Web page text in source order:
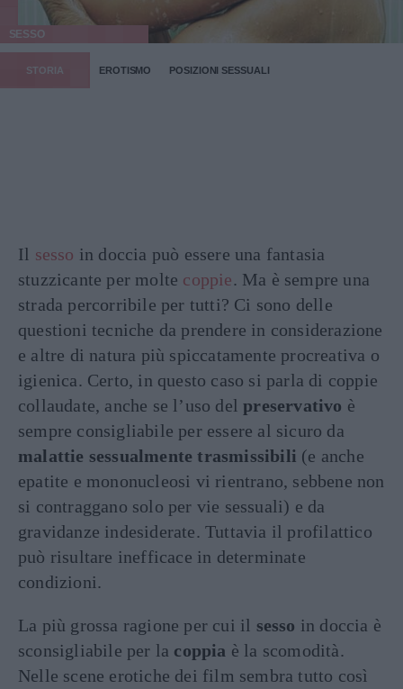
SESSO
STORIA EROTISMO POSIZIONI SESSUALI
Il sesso in doccia può essere una fantasia
stuzzicante per molte coppie. Ma è sempre una
strada percorribile per tutti? Ci sono delle
questioni tecniche da prendere in considerazione
e altre di natura più spiccatamente procreativa o
igienica. Certo, in questo caso si parla di coppie
collaudate, anche se l’uso delpreservativo è
sempre consigliabile per essere al sicuro da
malattie sessualmente trasmissibili (e anche
epatite e mononucleosi vi rientrano, sebbene non
si contraggano solo per vie sessuali) e da
gravidanze indesiderate. Tuttavia il profilattico
può risultare inefficace in determinate
condizioni.
La più grossa ragione per cui il sesso in doccia è
sconsigliabile per la coppia è la scomodità.
Nelle scene erotiche dei film sembra tutto così